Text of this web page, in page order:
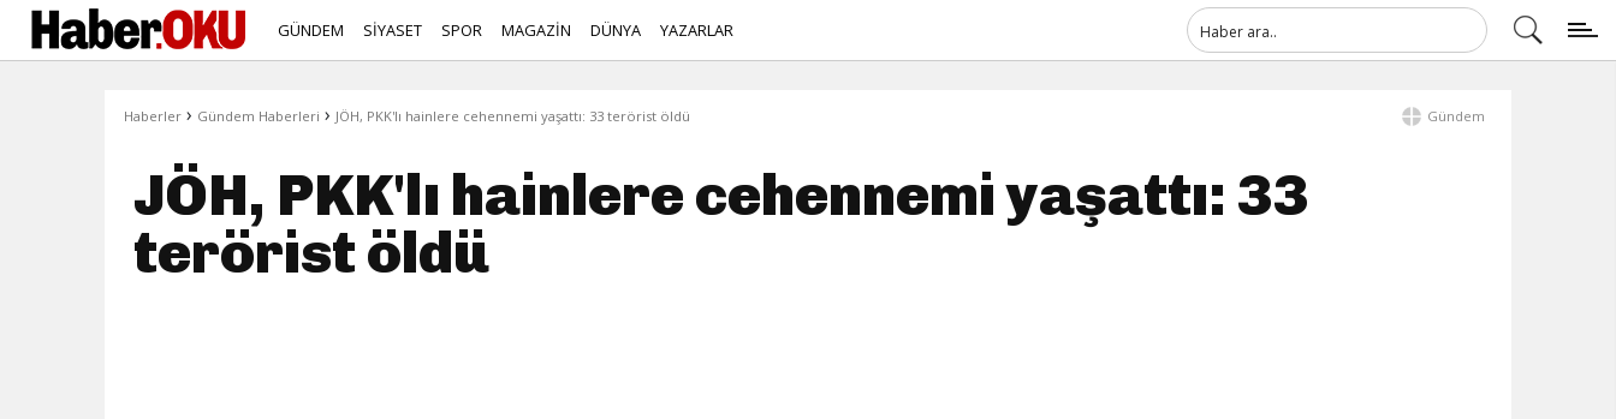
GÜNDEM SİYASET SPOR MAGAZİN DÜNYA YAZARLAR
Haberler › Gündem Haberleri › JÖH, PKK'lı hainlere cehennemi yaşattı: 33 terörist öldü Gündem
JÖH, PKK'lı hainlere cehennemi yaşattı: 33
terörist öldü